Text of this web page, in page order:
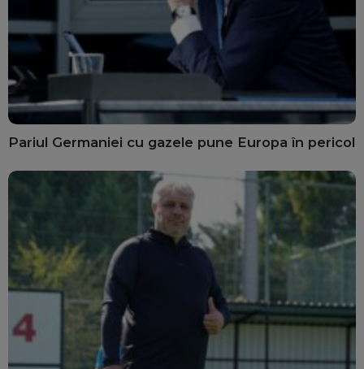
Pariul Germaniei cu gazele pune Europa în pericol